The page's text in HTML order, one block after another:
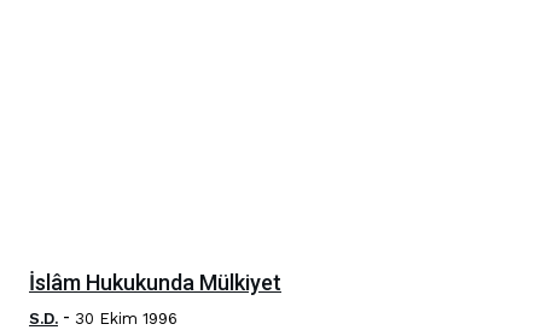
İslâm Hukukunda Mülkiyet
S.D. - 30 Ekim 1996